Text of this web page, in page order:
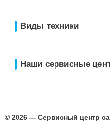
Виды техники
Наши сервисные
© 2026 — Сервисный центр